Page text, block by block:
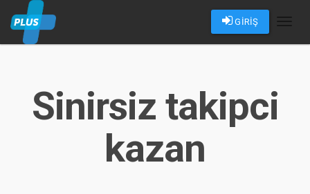
GİRİŞ
Sinirsiz takipci
kazan